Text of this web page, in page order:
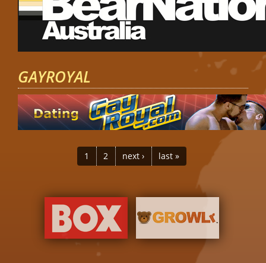
GAYROYAL
1 2 next › last »